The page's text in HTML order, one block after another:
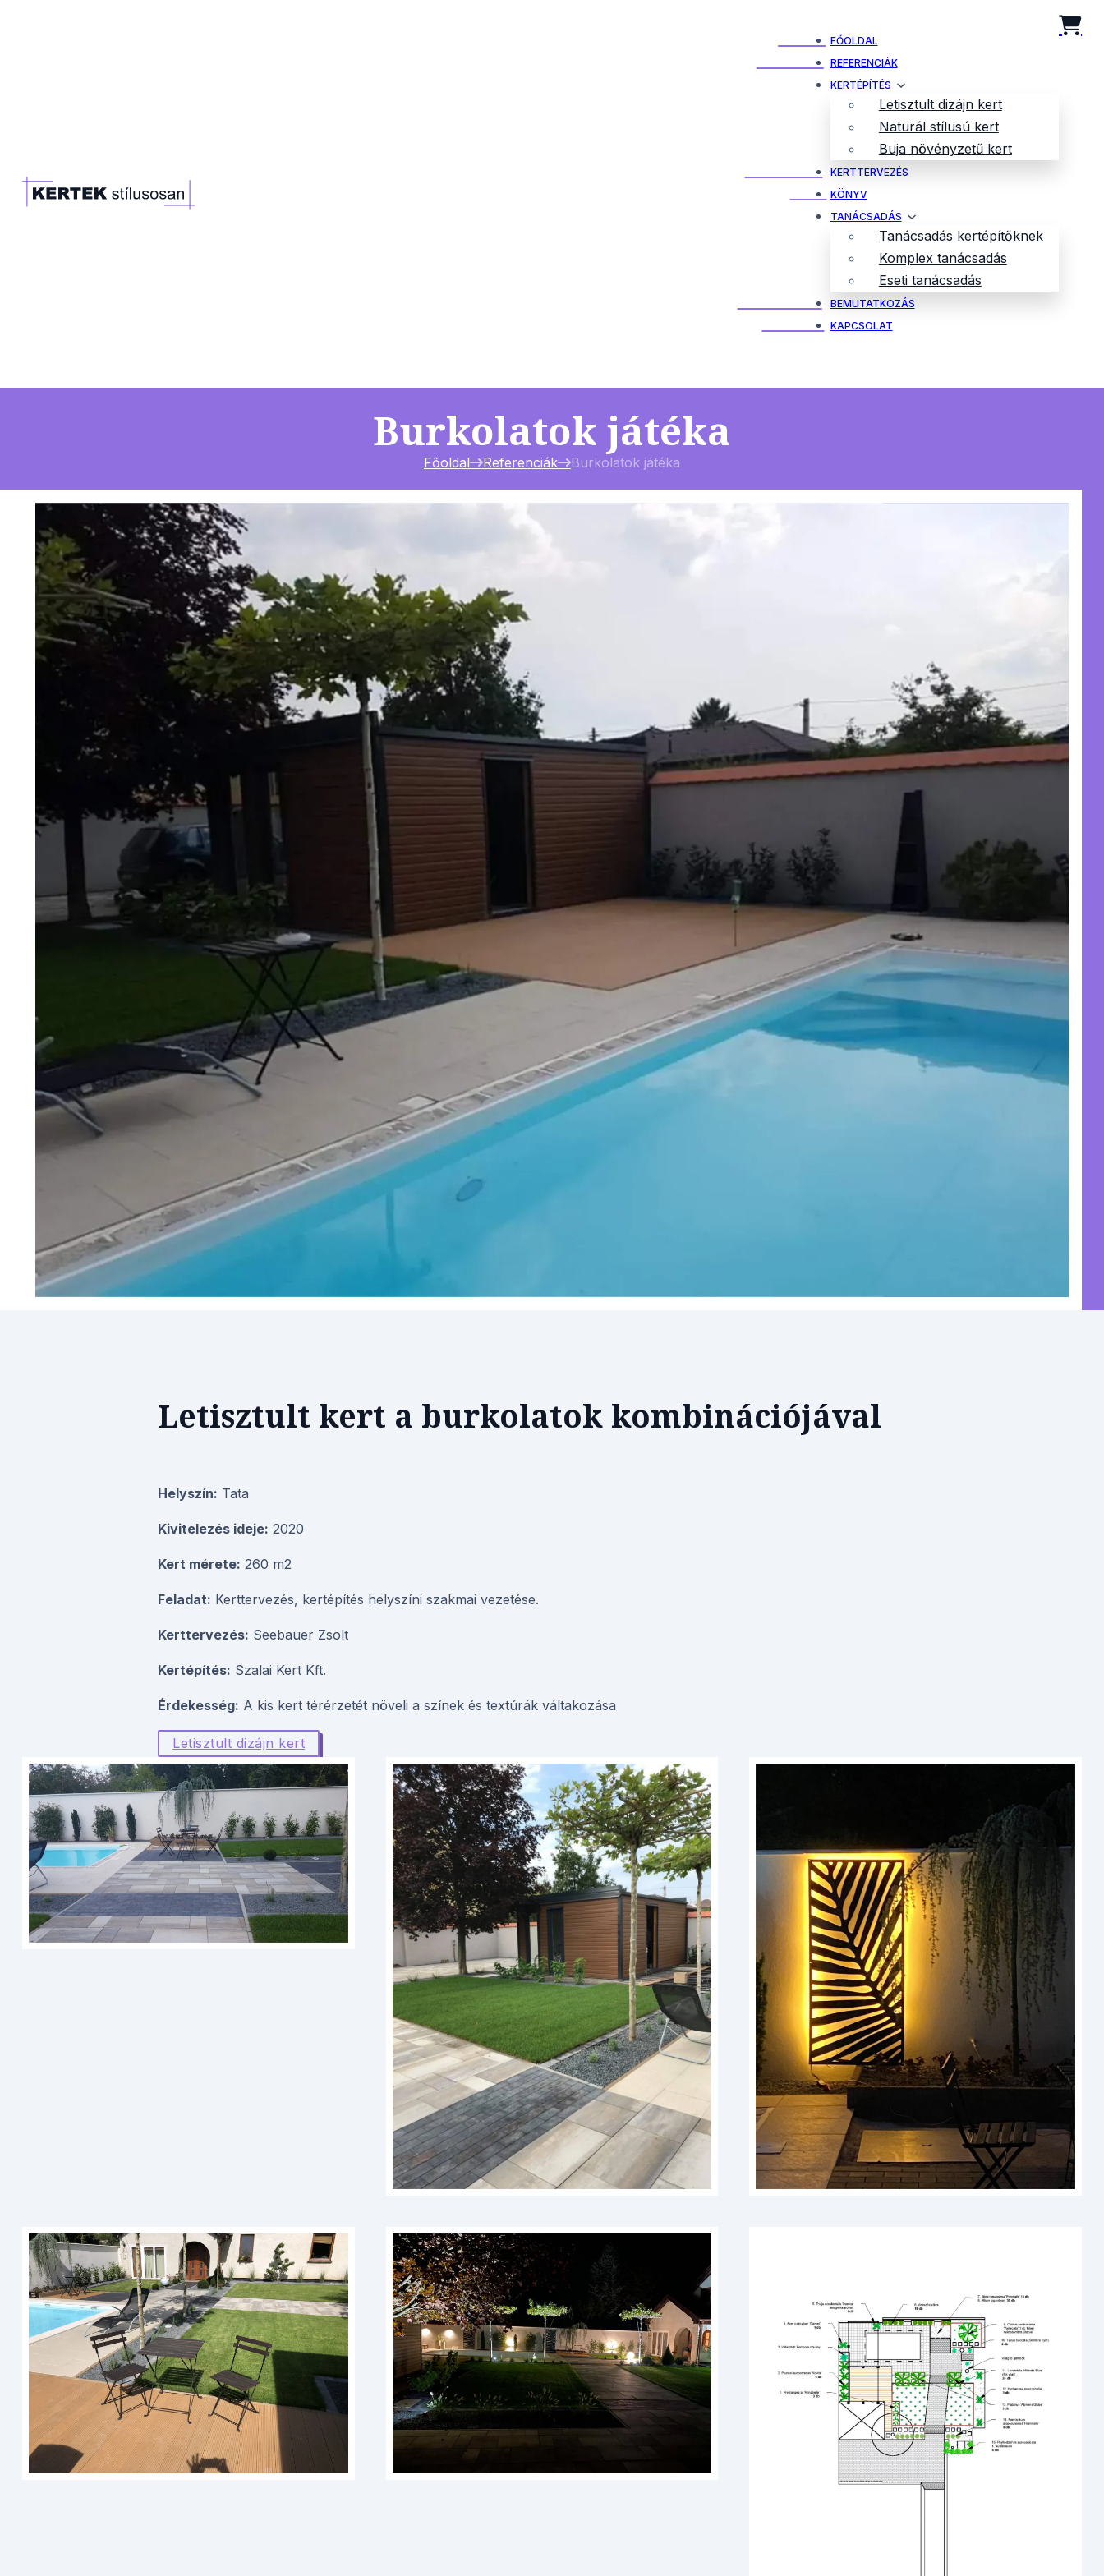
FŐOLDAL
REFERENCIÁK
KERTÉPÍTÉS
Letisztult dizájn kert
Naturál stílusú kert
Buja növényzetű kert
KERTTERVEZÉS
KÖNYV
TANÁCSADÁS
Tanácsadás kertépítőknek
Komplex tanácsadás
Eseti tanácsadás
BEMUTATKOZÁS
KAPCSOLAT
Burkolatok játéka
Főoldal Referenciák Burkolatok játéka
Letisztult kert a burkolatok kombinációjával
Helyszín: Tata
Kivitelezés ideje: 2020
Kert mérete: 260 m2
Feladat: Kerttervezés, kertépítés helyszíni szakmai vezetése.
Kerttervezés: Seebauer Zsolt
Kertépítés: Szalai Kert Kft.
Érdekesség: A kis kert térérzetét növeli a színek és textúrák váltakozása
Letisztult dizájn kert